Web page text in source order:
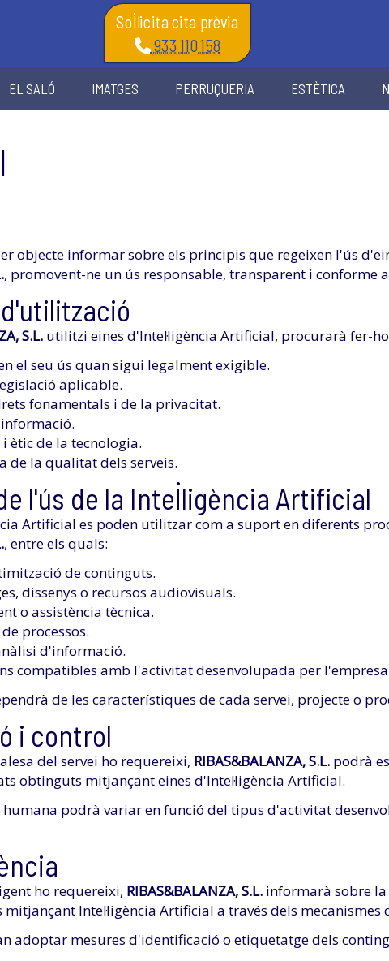
Sol·licita cita prèvia
933 110 158
EL SALÓ IMATGES PERRUQUERIA ESTÈTICA
objecte informar sobre els principis que regeixen l'ús
, promovent-ne un ús responsable, transparent i conforme
S.L. utilitzi eines d'Intel·ligència Artificial, procurarà fer-
el seu ús quan sigui legalment exigible.
aplicable.
fonamentals i de la privacitat.
ètic de la tecnologia.
de la qualitat dels serveis.
l'ús de la Intel·ligència Artificial
Artificial es poden utilitzar com a suport en diferents
, entre els quals:
de continguts.
dissenys o recursos audiovisuals.
o assistència tècnica.
processos.
d'informació.
compatibles amb l'activitat desenvolupada per
de les característiques de cada servei, projecte o
i control
del servei ho requereixi, RIBAS&BALANZA, S.L. podrà
obtinguts mitjançant eines d'Intel·ligència Artificial.
podrà variar en funció del tipus d'activitat
ho requereixi, RIBAS&BALANZA, S.L. informarà sobre
Intel·ligència Artificial a través dels mecanismes
adoptar mesures d'identificació o etiquetatge dels